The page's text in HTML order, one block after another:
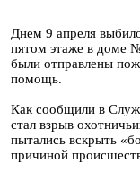
Днем 9 апреля
пятом этаже в доме
были отправлены
помощь.
Как сообщили в
стал взрыв
пытались вскрыть
причиной